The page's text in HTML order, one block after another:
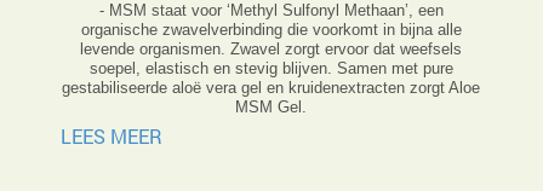
- MSM staat voor ‘Methyl Sulfonyl Methaan’, een
organische zwavelverbinding die voorkomt in bijna alle
levende organismen. Zwavel zorgt ervoor dat weefsels
soepel, elastisch en stevig blijven. Samen met pure
gestabiliseerde aloë vera gel en kruidenextracten zorgt Aloe
MSM Gel.
LEES MEER